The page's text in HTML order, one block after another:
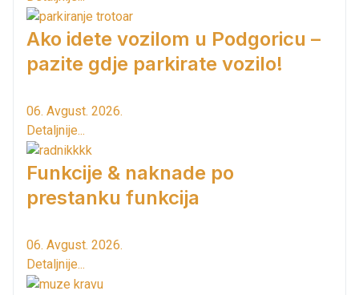
Ako idete vozilom u Podgoricu –
pazite gdje parkirate vozilo!
06. Avgust. 2026.
Detaljnije...
Funkcije & naknade po
prestanku funkcija
06. Avgust. 2026.
Detaljnije...